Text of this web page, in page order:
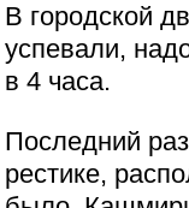
В городской
успевали,
в 4 часа.
Последний
рестике,